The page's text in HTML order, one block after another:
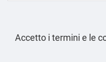
Accetto i termini e le